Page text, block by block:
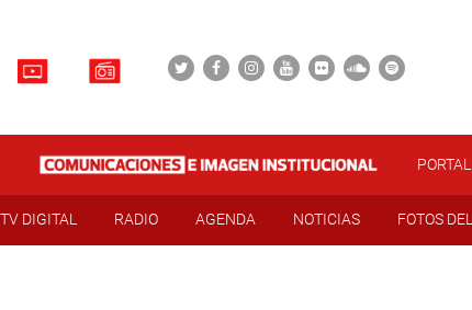
PORTAL
TV DIGITAL RADIO AGENDA NOTICIAS FOTOS